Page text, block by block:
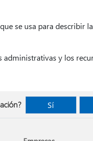
se usa para describir
administrativas y los
Sí